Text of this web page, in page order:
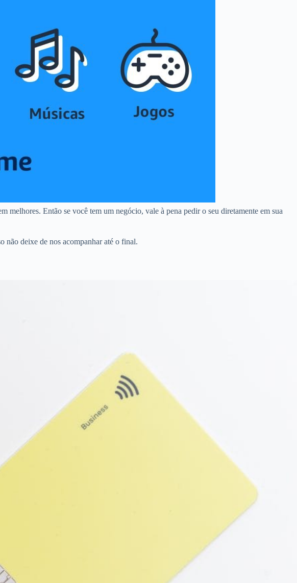
melhores. Então se você tem um negócio, vale à pena pedir o seu diretamente em sua
não deixe de nos acompanhar até o final.